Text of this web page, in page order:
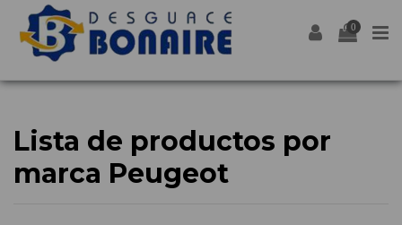
0
Lista de productos por
marca Peugeot